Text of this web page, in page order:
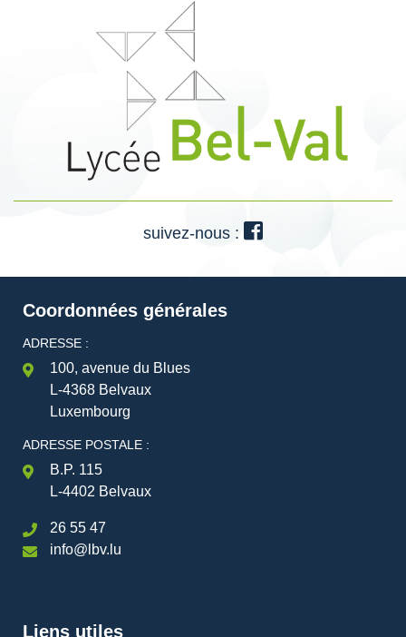
suivez-nous :
Coordonnées générales
ADRESSE :
100, avenue du Blues
L-4368 Belvaux
Luxembourg
ADRESSE POSTALE :
B.P. 115
L-4402 Belvaux
26 55 47
info@lbv.lu
Liens utiles